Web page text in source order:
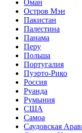
Оман
Остров Мэн
Пакистан
Палестина
Панама
Перу
Польша
Португалия
Пуэрто-Рико
Россия
Руанда
Румыния
США
Самоа
Саудовская